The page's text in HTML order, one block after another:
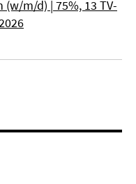
m/d) | 75%, 13 TV-